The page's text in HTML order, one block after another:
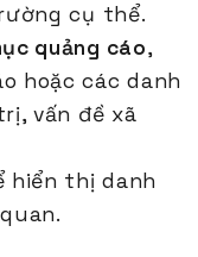
cụ thể.
quảng cáo,
hoặc các danh
vấn đề xã
hiển thị danh